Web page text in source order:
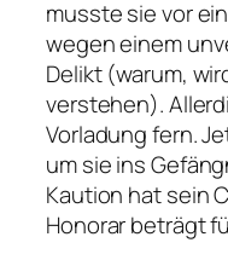
musste sie vor
wegen einem
Delikt (warum,
verstehen).
Vorladung fern.
um sie ins
Kaution hat sein
Honorar beträgt